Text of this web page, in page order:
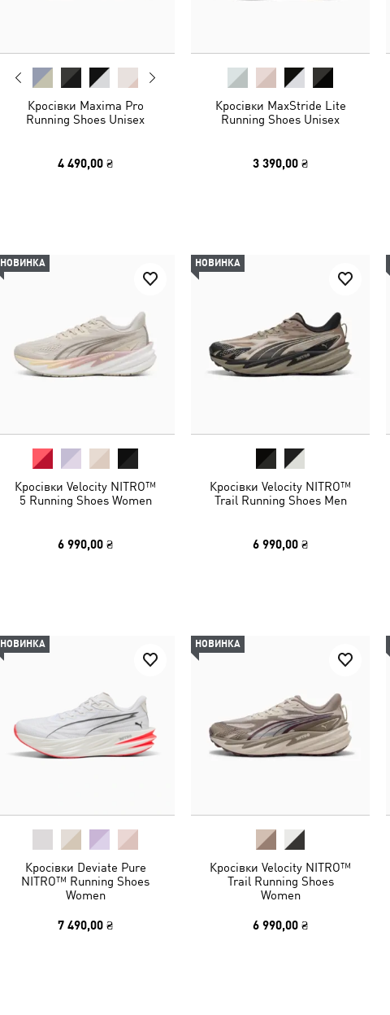
Кросівки Maxima Pro
Running Shoes Unisex
4 490,00 ₴
Кросівки MaxStride Lite
Running Shoes Unisex
3 390,00 ₴
НОВИНКА
Кросівки Velocity NITRO™
5 Running Shoes Women
6 990,00 ₴
НОВИНКА
Кросівки Velocity NITRO™
Trail Running Shoes Men
6 990,00 ₴
НОВИНКА
Кросівки Deviate Pure
NITRO™ Running Shoes
Women
7 490,00 ₴
НОВИНКА
Кросівки Velocity NITRO™
Trail Running Shoes
Women
6 990,00 ₴